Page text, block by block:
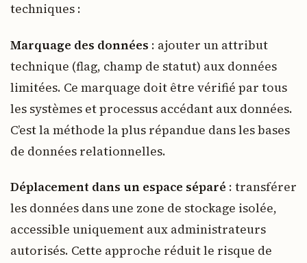
techniques :
Marquage des données : ajouter un attribut
technique (flag, champ de statut) aux données
limitées. Ce marquage doit être vérifié par tous
les systèmes et processus accédant aux données.
C’est la méthode la plus répandue dans les bases
de données relationnelles.
Déplacement dans un espace séparé : transférer
les données dans une zone de stockage isolée,
accessible uniquement aux administrateurs
autorisés. Cette approche réduit le risque de